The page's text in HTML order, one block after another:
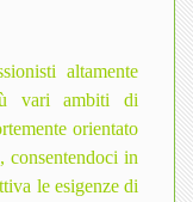
altamente
vari ambiti di
orientato
consentendoci in
le esigenze di